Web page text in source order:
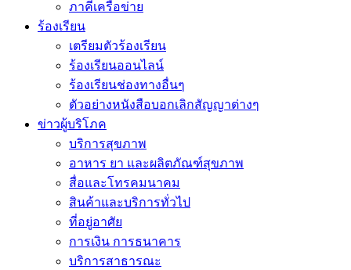
ภาคีเครือข่าย
ร้องเรียน
เตรียมตัวร้องเรียน
ร้องเรียนออนไลน์
ร้องเรียนช่องทางอื่นๆ
ตัวอย่างหนังสือบอกเลิกสัญญาต่างๆ
ข่าวผู้บริโภค
บริการสุขภาพ
อาหาร ยา และผลิตภัณฑ์สุขภาพ
สื่อและโทรคมนาคม
สินค้าและบริการทั่วไป
ที่อยู่อาศัย
การเงิน การธนาคาร
บริการสาธารณะ